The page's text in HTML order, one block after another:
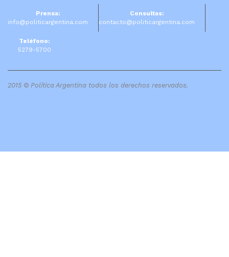
Prensa:
info@politicargentina.com
Consultas:
contacto@politicargentina.com
Teléfono:
5279-5700
2015 © Política Argentina todos los derechos reservados.